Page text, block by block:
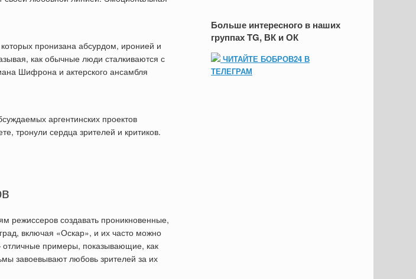
пронизана абсурдом, иронией и
как обычные люди сталкиваются с
Шифрона и актерского ансамбля
аргентинских проектов
тронули сердца зрителей и критиков.
режиссеров создавать проникновенные,
включая «Оскар», и их часто можно
отличные примеры, показывающие, как
завоевывают любовь зрителей за их
Больше интересного в наших
группах TG, ВК и ОК
ЧИТАЙТЕ БОБРОВ24 В
ТЕЛЕГРАМ